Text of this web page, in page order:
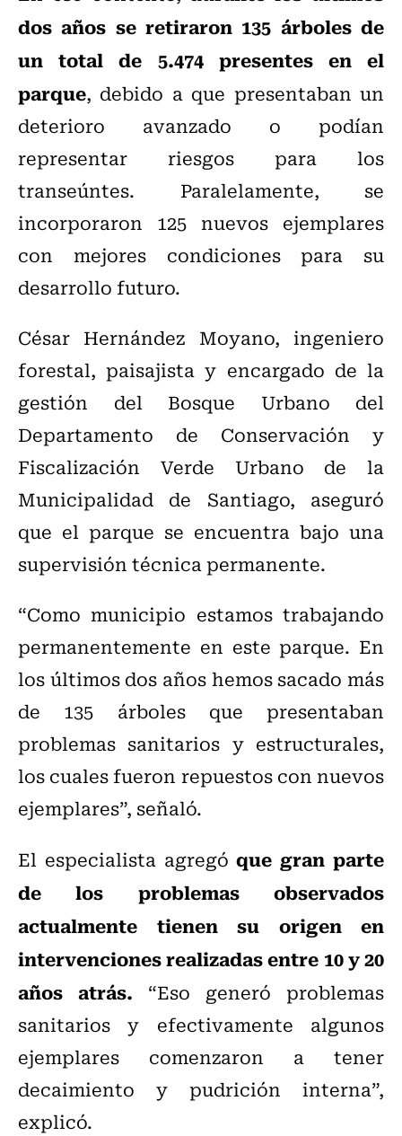
dos años se retiraron 135 árboles de
un total de 5.474 presentes en el
parque, debido a que presentaban un
deterioro avanzado o podían
representar riesgos para los
transeúntes. Paralelamente, se
incorporaron 125 nuevos ejemplares
con mejores condiciones para su
desarrollo futuro.
César Hernández Moyano, ingeniero
forestal, paisajista y encargado de la
gestión del Bosque Urbano del
Departamento de Conservación y
Fiscalización Verde Urbano de la
Municipalidad de Santiago, aseguró
que el parque se encuentra bajo una
supervisión técnica permanente.
“Como municipio estamos trabajando
permanentemente en este parque. En
los últimos dos años hemos sacado más
de 135 árboles que presentaban
problemas sanitarios y estructurales,
los cuales fueron repuestos con nuevos
ejemplares”, señaló.
El especialista agregóque gran parte
de los problemas observados
actualmente tienen su origen en
intervenciones realizadas entre 10 y 20
años atrás. “Eso generó problemas
sanitarios y efectivamente algunos
ejemplares comenzaron a tener
decaimiento y pudrición interna”,
explicó.